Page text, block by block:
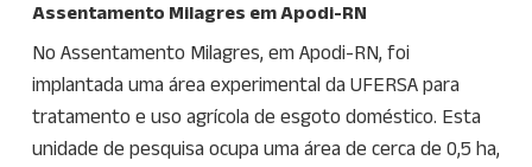
Assentamento Milagres em Apodi-RN
No Assentamento Milagres, em Apodi-RN, foi
implantada uma área experimental da UFERSA para
tratamento e uso agrícola de esgoto doméstico. Esta
unidade de pesquisa ocupa uma área de cerca de 0,5 ha,